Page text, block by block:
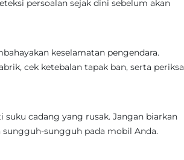
persoalan sejak dini sebelum akan
keselamatan pengendara.
cek ketebalan tapak ban, serta periksa
cadang yang rusak. Jangan biarkan
sungguh pada mobil Anda.